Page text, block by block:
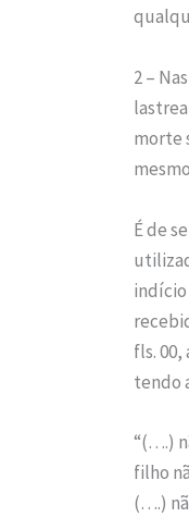
2 –
morte
É de
indício
fls.
tendo
“(….)
filho
(….)